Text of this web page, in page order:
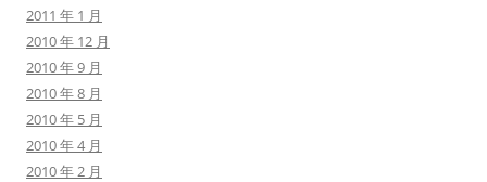
2011 年 1 月
2010 年 12 月
2010 年 9 月
2010 年 8 月
2010 年 5 月
2010 年 4 月
2010 年 2 月